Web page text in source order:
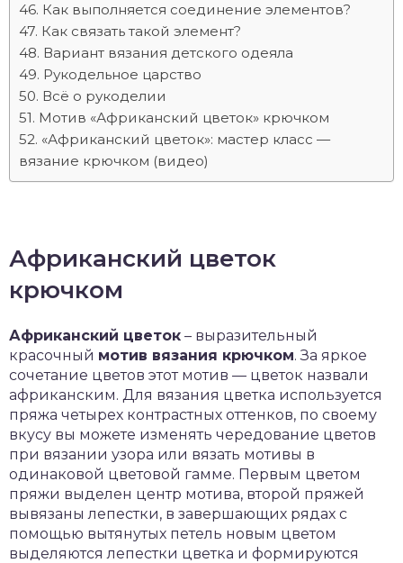
Как выполняется соединение элементов?
Как связать такой элемент?
Вариант вязания детского одеяла
Рукодельное царство
Всё о рукоделии
Мотив «Африканский цветок» крючком
«Африканский цветок»: мастер класс —
вязание крючком (видео)
Африканский цветок
крючком
Африканский цветок – выразительный
красочный мотив вязания крючком. За яркое
сочетание цветов этот мотив — цветок назвали
африканским. Для вязания цветка используется
пряжа четырех контрастных оттенков, по своему
вкусу вы можете изменять чередование цветов
при вязании узора или вязать мотивы в
одинаковой цветовой гамме. Первым цветом
пряжи выделен центр мотива, второй пряжей
вывязаны лепестки, в завершающих рядах с
помощью вытянутых петель новым цветом
выделяются лепестки цветка и формируются